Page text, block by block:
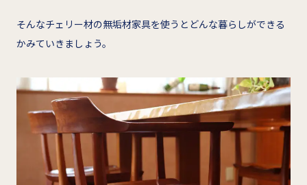
そんなチェリー材の無垢材家具を使うとどんな暮らしができる
かみていきましょう。